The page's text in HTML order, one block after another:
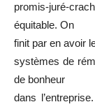
promis-juré-
équitable. On
finit par en avoir
systèmes de
de bonheur
dans